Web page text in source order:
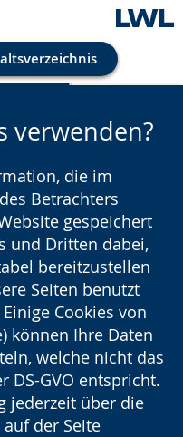
verwenden?
die im
Betrachters
gespeichert
und Dritten dabei,
bereitzustellen
Seiten benutzt
Cookies von
können Ihre Daten
welche nicht das
DS-GVO entspricht.
jederzeit über die
der Seite